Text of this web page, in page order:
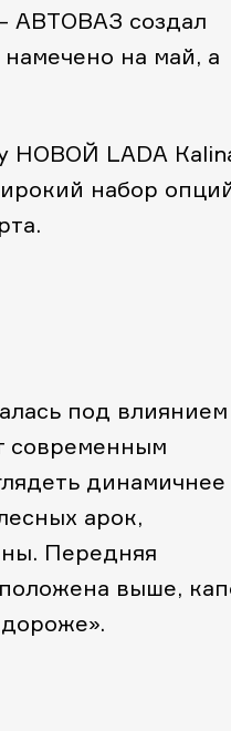
АВТОВАЗ создал
на май, а
НОВОЙ LADA
набор
под влиянием
современным
динамичнее
арок,
Передняя
выше,